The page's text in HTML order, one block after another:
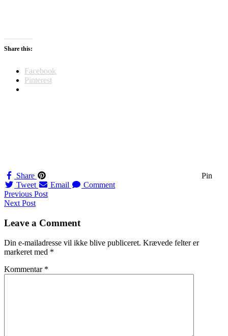
Share this:
Facebook
Pinterest
Share
Pin
Tweet
Email Comment
Navigation
til
indlæg
Previous Post
Next Post
Leave a Comment
Din e-mailadresse vil ikke blive publiceret. Krævede felter er
markeret med *
Kommentar *